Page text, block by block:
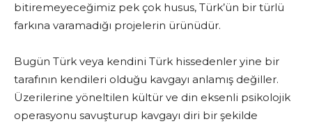
bitiremeyeceğimiz pek çok husus, Türk’ün bir türlü
farkına varamadığı projelerin ürünüdür.
Bugün Türk veya kendini Türk hissedenler yine bir
tarafının kendileri olduğu kavgayı anlamış değiller.
Üzerilerine yöneltilen kültür ve din eksenli psikolojik
operasyonu savuşturup kavgayı diri bir şekilde